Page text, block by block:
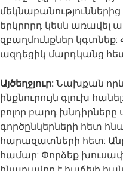
երկրորդ կեսն առավել
զբաղմունքներ կգտնեք:
ազդեցիկ մարդկանց
Այծեղջյուր: Նախքան
ինքնուրույն գլուխ
բոլոր բարդ խնդիրները
գործընկերների հետ
հարազատների հետ:
համար: Փորձեք